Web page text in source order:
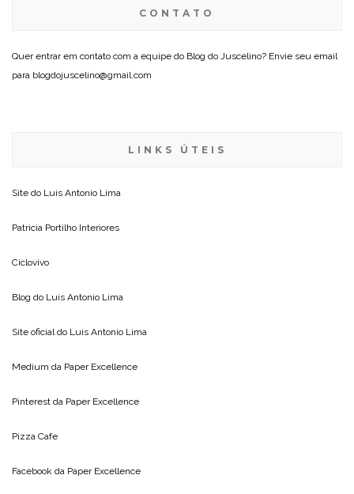
CONTATO
Quer entrar em contato com a equipe do Blog do Juscelino? Envie seu email
para blogdojuscelino@gmail.com
LINKS ÚTEIS
Site do Luis Antonio Lima
Patricia Portilho Interiores
Ciclovivo
Blog do Luis Antonio Lima
Site oficial do Luis Antonio Lima
Medium da Paper Excellence
Pinterest da Paper Excellence
Pizza Cafe
Facebook da Paper Excellence